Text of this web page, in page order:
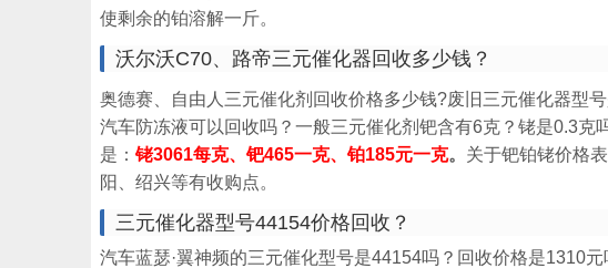
使剩余的铂溶解一斤。
沃尔沃C70、路帝三元催化器回收多少钱？
奥德赛、自由人三元催化剂回收价格多少钱?废旧三元催化器型
汽车防冻液可以回收吗？一般三元催化剂钯含有6克？铑是0.3
是： 铑3061每克、钯465一克、铂185元一克。 关于钯铂铑价格
阳、绍兴等有收购点。
三元催化器型号44154价格回收？
汽车蓝瑟·翼神频的三元催化型号是44154吗？回收价格是1310